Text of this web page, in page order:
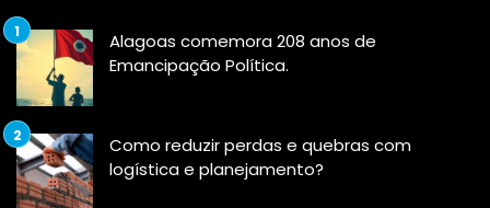
Alagoas comemora 208 anos de
Emancipação Política.
Como reduzir perdas e quebras com
logística e planejamento?